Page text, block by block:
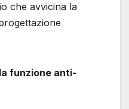
che avvicina la
funzione anti-